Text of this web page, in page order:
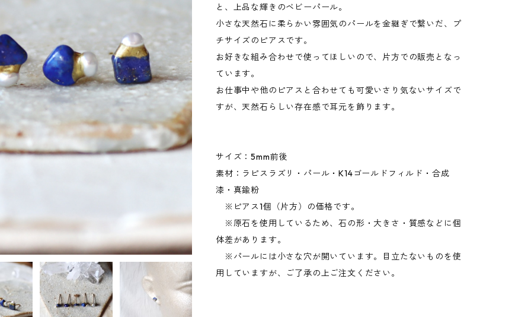
と、上品な輝きのベビーパール。
小さな天然石に柔らかい雰囲気のパールを金継ぎで繋いだ、プ
チサイズのピアスです。
お好きな組み合わせで使ってほしいので、片方での販売となっ
ています。
お仕事中や他のピアスと合わせても可愛いさり気ないサイズで
すが、天然石らしい存在感で耳元を飾ります。
サイズ：5mm前後
素材：ラピスラズリ・パール・K14ゴールドフィルド・合成
漆・真鍮粉
※ピアス1個（片方）の価格です。
※原石を使用しているため、石の形・大きさ・質感などに個
体差があります。
※パールには小さな穴が開いています。目立たないものを使
用していますが、ご了承の上ご注文ください。